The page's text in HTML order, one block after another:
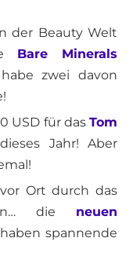
der Beauty Welt
Bare Minerals
zwei davon
USD für das Tom
Jahr! Aber
Ort durch das
die neuen
spannende